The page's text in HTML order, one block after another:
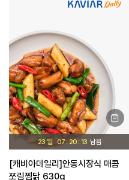
23 일 07 20 12
[캐비아데일리]안동시장식 매콤
쪼림찜닭 630g